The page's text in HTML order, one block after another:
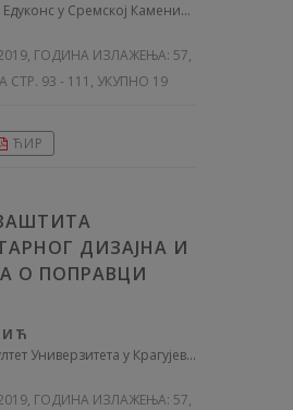
у Сремској Каменици
ГОДИНА ИЗЛАЖЕЊА: 57,
СТР. 93 - 111, УКУПНО 19
ЋИР
ДИЗАЈНА И
О ПОПРАВЦИ
Универзитета у Крагујевцу
ГОДИНА ИЗЛАЖЕЊА: 57,